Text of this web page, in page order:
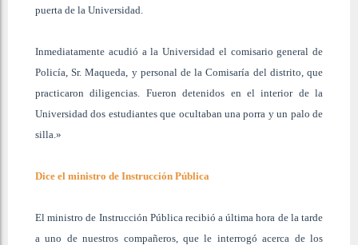
puerta de la Universidad.
Inmediatamente acudió a la Universidad el comisario general de
Policía, Sr. Maqueda, y personal de la Comisaría del distrito, que
practicaron diligencias. Fueron detenidos en el interior de la
Universidad dos estudiantes que ocultaban una porra y un palo de
silla.»
Dice el ministro de Instrucción Pública
El ministro de Instrucción Pública recibió a última hora de la tarde
a uno de nuestros compañeros, que le interrogó acerca de los